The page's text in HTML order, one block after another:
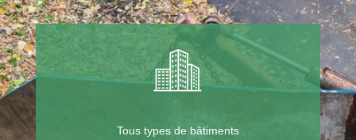
Tous types de bâtiments